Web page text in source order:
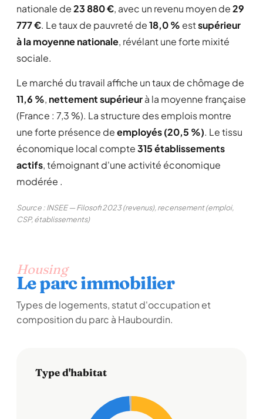
nationale de23 880 €, avec un revenu moyen de29
777 €. Le taux de pauvreté de18,0 % estsupérieur
à la moyenne nationale, révélant une forte mixité
sociale.
Le marché du travail affiche un taux de chômage de
11,6 %, nettement supérieurà la moyenne française
(France : 7,3 %). La structure des emplois montre
une forte présence deemployés (20,5 %). Le tissu
économique local compte315 établissements
actifs, témoignant d'une activité économique
modérée .
Source : INSEE — Filosofi 2023 (revenus), recensement (emploi,
CSP, établissements)
Housing
Le parc immobilier
Types de logements, statut d'occupation et
composition du parc à Haubourdin.
Type d'habitat